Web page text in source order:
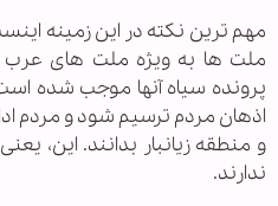
مهم ترین نکته در این زمینه
ملت ها به ویژه ملت های عرب
پرونده سیاه آنها موجب شده است
اذهان مردم ترسیم شود و مردم
و منطقه زیانبار بدانند. این،
ندارند.